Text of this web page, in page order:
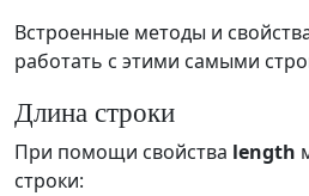
Встроенные методы и
работать с этими самыми
Длина строки
При помощи свойства length
строки: